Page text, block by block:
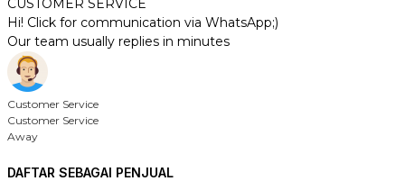
CUSTOMER SERVICE
Hi! Click for communication via WhatsApp;)
Our team usually replies in minutes
Customer Service
Customer Service
Away
DAFTAR SEBAGAI PENJUAL